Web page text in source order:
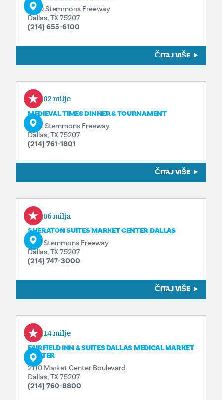
2100 Stemmons Freeway
Dallas, TX 75207
(214) 655-6100
ČITAJ VIŠE
0,02 milje
MEDIEVAL TIMES DINNER & TOURNAMENT
2021 Stemmons Freeway
Dallas, TX 75207
(214) 761-1801
ČITAJ VIŠE
0,06 milja
SHERATON SUITES MARKET CENTER DALLAS
2101 Stemmons Freeway
Dallas, TX 75207
(214) 747-3000
ČITAJ VIŠE
0,14 milje
FAIRFIELD INN & SUITES DALLAS MEDICAL MARKET
CENTER
2110 Market Center Boulevard
Dallas, TX 75207
(214) 760-8800